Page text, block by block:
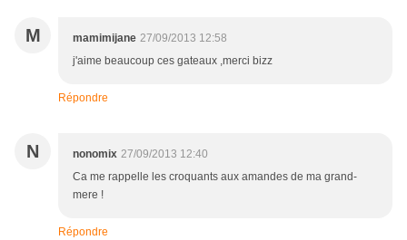
M mamimijane 27/09/2013 12:58
j'aime beaucoup ces gateaux ,merci bizz
Répondre
N nonomix 27/09/2013 12:40
Ca me rappelle les croquants aux amandes de ma grand-
mere !
Répondre